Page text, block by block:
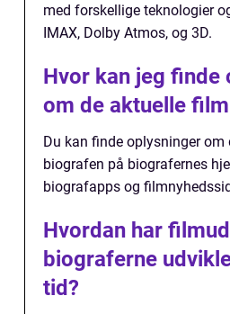
med forskellige teknologier
IMAX, Dolby Atmos, og 3D.
Hvor kan jeg finde
om de aktuelle
Du kan finde oplysninger om
biografen på biografernes
biografapps og
Hvordan har
biograferne
tid?